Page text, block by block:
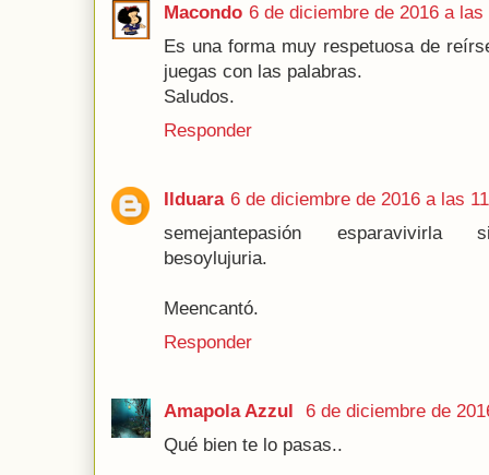
Macondo 6 de diciembre de 2016 a las
Es una forma muy respetuosa de
juegas con las palabras.
Saludos.
Responder
Ilduara 6 de diciembre de 2016 a las
semejantepasión esparavivirla
besoylujuria.
Meencantó.
Responder
Amapola Azzul
6 de diciembre de
Qué bien te lo pasas..